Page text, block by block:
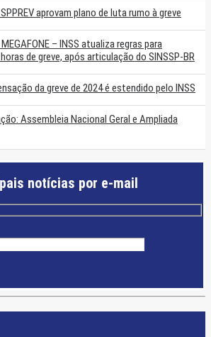
aprovam plano de luta rumo à greve
– INSS atualiza regras para
de greve, após articulação do SINSSP-BR
da greve de 2024 é estendido pelo INSS
Assembleia Nacional Geral e Ampliada
notícias por e-mail